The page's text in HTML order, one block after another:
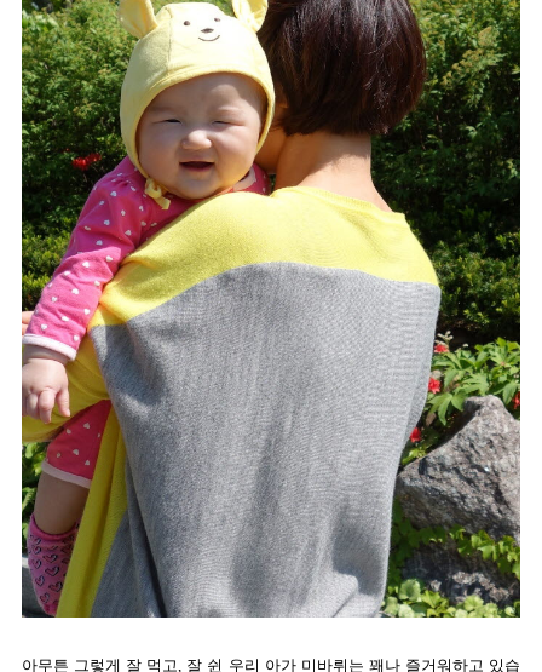
아무튼 그렇게 잘 먹고, 잘 쉰 우리 아가 미바뤼는 꽤나 즐거워하고 있습